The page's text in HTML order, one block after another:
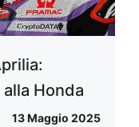
Honda
13 Maggio 2025